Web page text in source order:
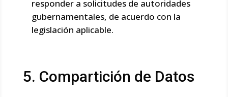
responder a solicitudes de autoridades
gubernamentales, de acuerdo con la
legislación aplicable.
5. Compartición de Datos